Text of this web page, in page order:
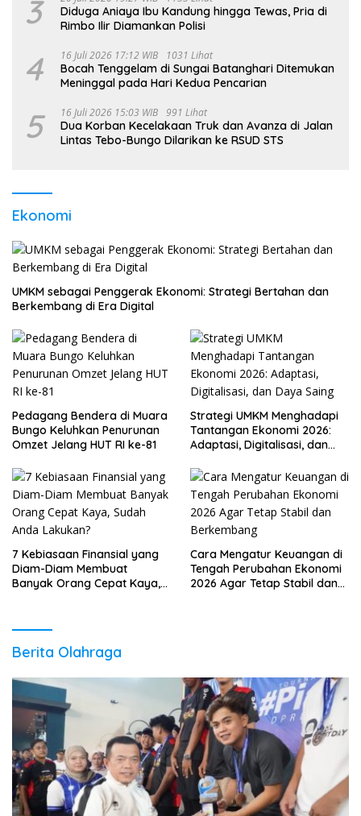
3
Diduga Aniaya Ibu Kandung hingga Tewas, Pria di
Rimbo Ilir Diamankan Polisi
4 16 Juli 2026 17:12 WIB 1031 Lihat
Bocah Tenggelam di Sungai Batanghari Ditemukan
Meninggal pada Hari Kedua Pencarian
5 16 Juli 2026 15:03 WIB 991 Lihat
Dua Korban Kecelakaan Truk dan Avanza di Jalan
Lintas Tebo-Bungo Dilarikan ke RSUD STS
Ekonomi
UMKM sebagai Penggerak Ekonomi: Strategi Bertahan dan
Berkembang di Era Digital
Pedagang Bendera di Muara
Bungo Keluhkan Penurunan
Omzet Jelang HUT RI ke-81
Strategi UMKM Menghadapi
Tantangan Ekonomi 2026:
Adaptasi, Digitalisasi, dan
7 Kebiasaan Finansial yang
Diam-Diam Membuat
Banyak Orang Cepat Kaya,
Cara Mengatur Keuangan di
Tengah Perubahan Ekonomi
2026 Agar Tetap Stabil dan
Berita Olahraga